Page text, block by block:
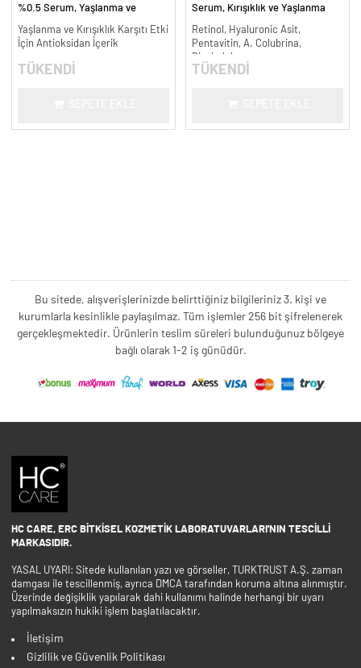
%0.5 Serum, Yaşlanma ve
Yaşlanma ve Kırışıklık Karşıtı Etki
İçin Antioksidan İçerik
TÜKENDİ
Serum, Kırışıklık ve Yaşlanma
Retinol, Hyaluronic Asit,
Pentavitin, A. Colubrina,
Bisabolol
TÜKENDİ
Bu sitede, alışverişlerinizde belirttiğiniz bilgileriniz 3. kişi ve
kurumlarla kesinlikle paylaşılmaz. Tüm işlemler 256 bit şifrelenerek
gerçekleşmektedir. Ürünlerin teslim süreleri bulunduğunuz bölgeye
bağlı olarak 1-2 iş günüdür.
HC CARE, ERC BITKISEL KOZMETIK LABORATUVARLARI'NIN TESCILLI
MARKASIDIR.
YASAL UYARI: Sitede kullanılan yazı ve görseller, TURKTRUST A.Ş. zaman
damgası ile tescillenmiş, ayrıca DMCA tarafından koruma altına alınmıştır.
Üzerinde değişiklik yapılarak dahi kullanımı halinde herhangi bir uyarı
yapılmaksızın hukiki işlem başlatılacaktır.
İletişim
Gizlilik ve Güvenlik Politikası